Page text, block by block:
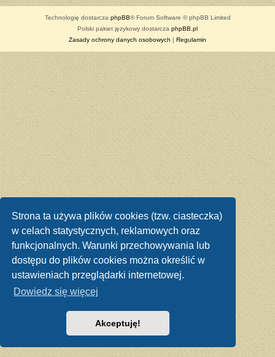
Strona ta używa plików cookies (tzw. ciasteczka)
w celach statystycznych, reklamowych oraz
funkcjonalnych. Warunki przechowywania lub
dostępu do plików cookies można określić w
ustawieniach przeglądarki internetowej.
Dowiedz się więcej
Akceptuję!
Technologię dostarcza phpBB® Forum Software © phpBB Limited
Polski pakiet językowy dostarcza phpBB.pl
Zasady ochrony danych osobowych | Regulamin